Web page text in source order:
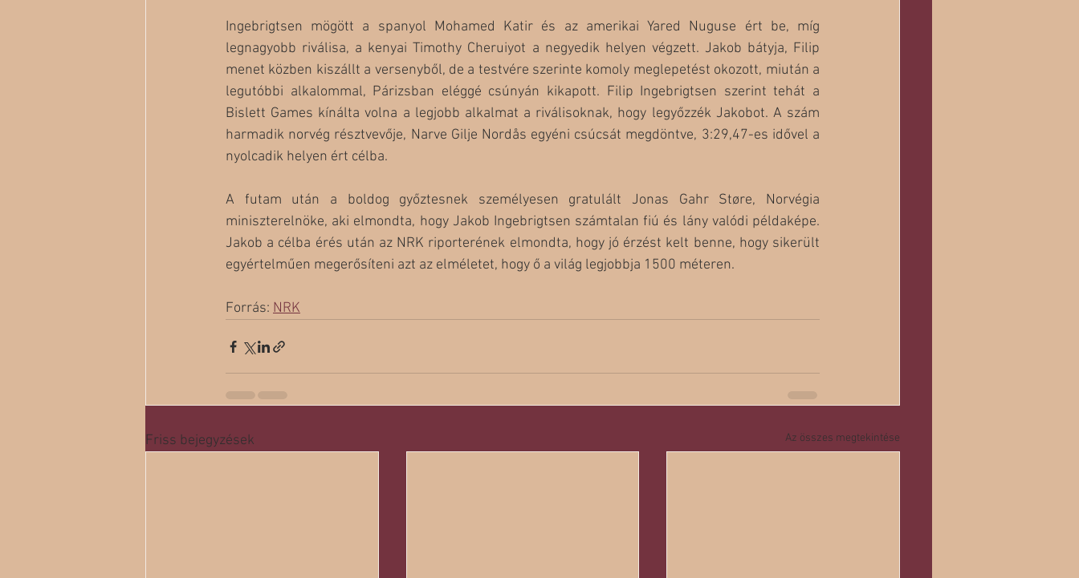
Ingebrigtsen mögött a spanyol Mohamed Katir és az amerikai Yared Nuguse ért be, míg
legnagyobb riválisa, a kenyai Timothy Cheruiyot a negyedik helyen végzett. Jakob bátyja, Filip
menet közben kiszállt a versenyből, de a testvére szerinte komoly meglepetést okozott, miután a
legutóbbi alkalommal, Párizsban eléggé csúnyán kikapott. Filip Ingebrigtsen szerint tehát a
Bislett Games kínálta volna a legjobb alkalmat a riválisoknak, hogy legyőzzék Jakobot. A szám
harmadik norvég résztvevője, Narve Gilje Nordås egyéni csúcsát megdöntve, 3:29,47-es idővel a
nyolcadik helyen ért célba.
A futam után a boldog győztesnek személyesen gratulált Jonas Gahr Støre, Norvégia
miniszterelnöke, aki elmondta, hogy Jakob Ingebrigtsen számtalan fiú és lány valódi példaképe.
Jakob a célba érés után az NRK riporterének elmondta, hogy jó érzést kelt benne, hogy sikerült
egyértelműen megerősíteni azt az elméletet, hogy ő a világ legjobbja 1500 méteren.
Forrás: NRK
Friss bejegyzések Az összes megtekintése